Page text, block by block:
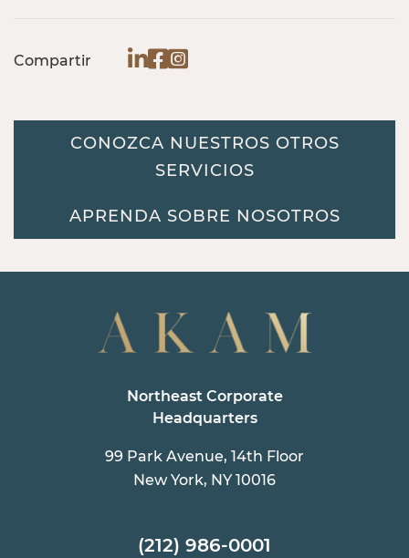
Compartir
CONOZCA NUESTROS OTROS
SERVICIOS
APRENDA SOBRE NOSOTROS
Northeast Corporate
Headquarters
99 Park Avenue, 14th Floor
New York, NY 10016
(212) 986-0001